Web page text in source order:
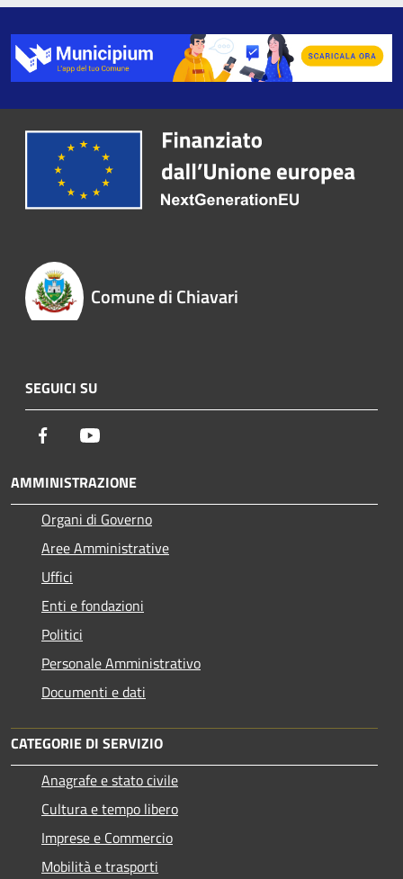
Comune di Chiavari
SEGUICI SU
Facebook
AMMINISTRAZIONE
Organi di Governo
Aree Amministrative
Uffici
Enti e fondazioni
Politici
Personale Amministrativo
Documenti e dati
CATEGORIE DI SERVIZIO
Anagrafe e stato civile
Cultura e tempo libero
Imprese e Commercio
Mobilità e trasporti